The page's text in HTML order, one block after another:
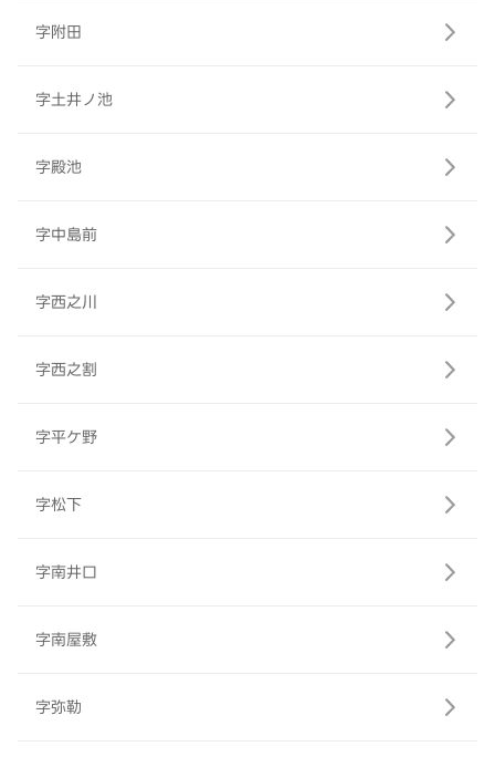
字附田
字土井ノ池
字殿池
字中島前
字西之川
字西之割
字平ケ野
字松下
字南井口
字南屋敷
字弥勒